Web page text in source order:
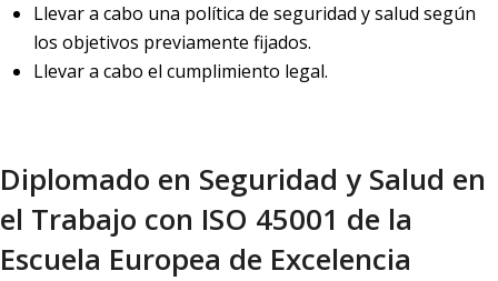
Llevar a cabo una política de seguridad y salud según
los objetivos previamente fijados.
Llevar a cabo el cumplimiento legal.
Diplomado en Seguridad y Salud en
el Trabajo con ISO 45001 de la
Escuela Europea de Excelencia